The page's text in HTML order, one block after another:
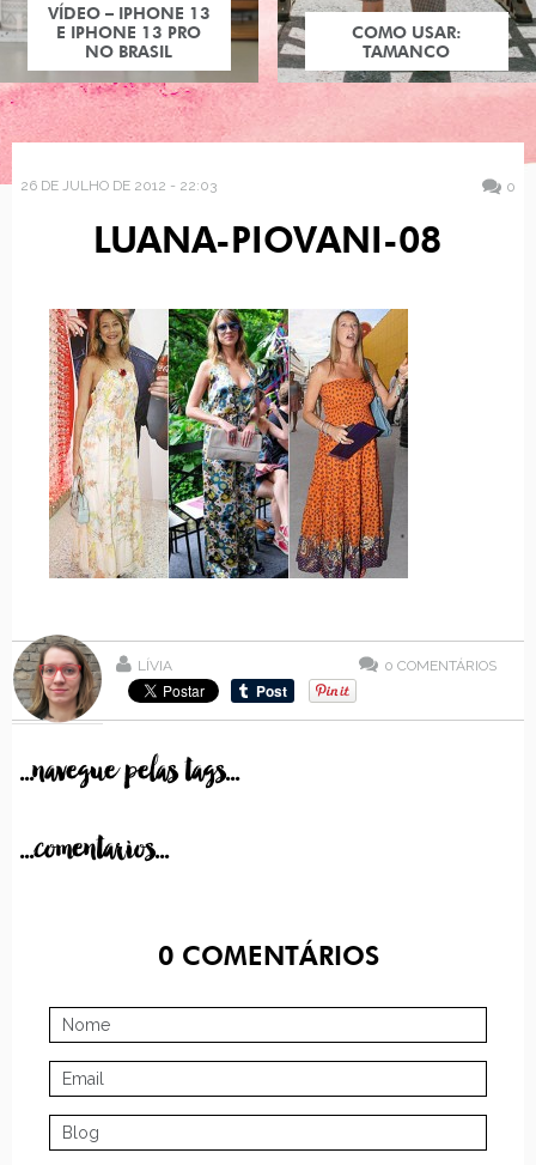
VÍDEO – IPHONE 13
E IPHONE 13 PRO
NO BRASIL
COMO USAR:
TAMANCO
26 DE JULHO DE 2012 - 22:03 0
LUANA-PIOVANI-08
LÍVIA 0 COMENTÁRIOS
...navegue pelas tags...
...comentarios...
0COMENTÁRIOS